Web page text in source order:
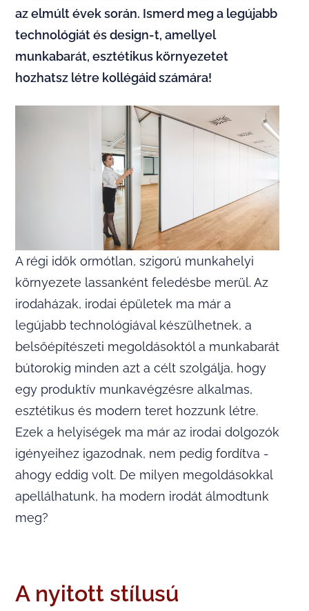
az elmúlt évek során. Ismerd meg a legújabb
technológiát és design-t, amellyel
munkabarát, esztétikus környezetet
hozhatsz létre kollégáid számára!
A régi idők ormótlan, szigorú munkahelyi
környezete lassanként feledésbe merül. Az
irodaházak, irodai épületek ma már a
legújabb technológiával készülhetnek, a
belsőépítészeti megoldásoktól a munkabarát
bútorokig minden azt a célt szolgálja, hogy
egy produktív munkavégzésre alkalmas,
esztétikus és modern teret hozzunk létre.
Ezek a helyiségek ma már az irodai dolgozók
igényeihez igazodnak, nem pedig fordítva -
ahogy eddig volt. De milyen megoldásokkal
apellálhatunk, ha modern irodát álmodtunk
meg?
A nyitott stílusú